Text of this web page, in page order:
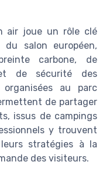
air joue un rôle clé
salon européen,
carbone, de
de sécurité des
organisées au parc
de partager
issus de campings
y trouvent
stratégies à la
des visiteurs.